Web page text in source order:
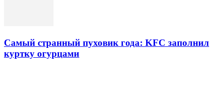
Самый странный пуховик года: KFC заполнил
куртку огурцами